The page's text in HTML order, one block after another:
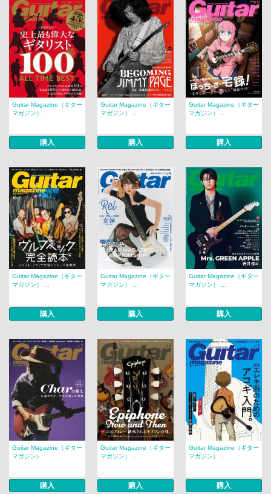
Guitar Magazine（ギター
マガジン） ...
購入
Guitar Magazine（ギター
マガジン） ...
購入
Guitar Magazine（ギター
マガジン） ...
購入
Guitar Magazine（ギター
マガジン） ...
購入
Guitar Magazine（ギター
マガジン） ...
購入
Guitar Magazine（ギター
マガジン） ...
購入
Guitar Magazine（ギター
マガジン） ...
購入
Guitar Magazine（ギター
マガジン） ...
購入
Guitar Magazine（ギター
マガジン） ...
購入